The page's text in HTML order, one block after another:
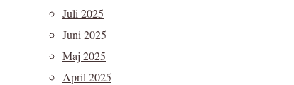
Juli 2025
Juni 2025
Maj 2025
April 2025